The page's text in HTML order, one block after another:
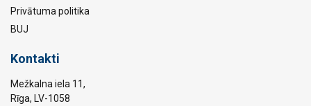
Privātuma politika
BUJ
Kontakti
Mežkalna iela 11,
Rīga, LV-1058